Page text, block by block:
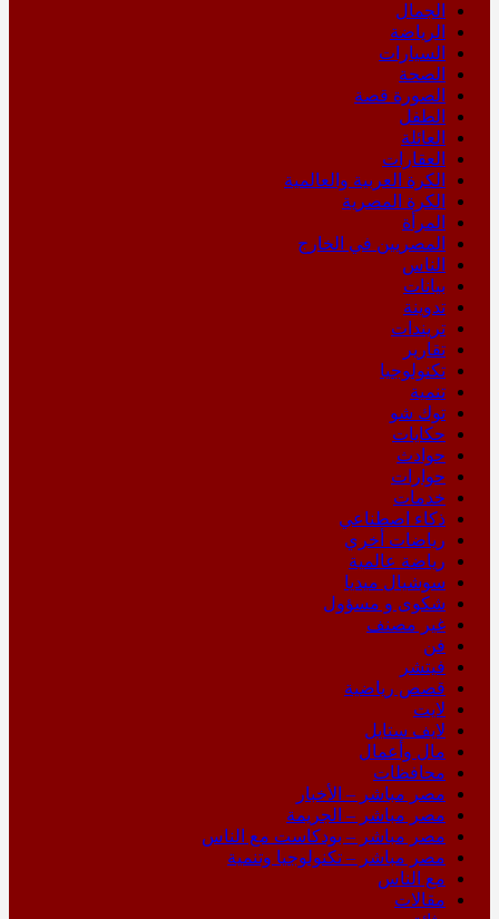
الجمال
الرياضة
السيارات
الصحة
الصورة قصة
الطفل
العائلة
العقارات
الكرة العربية والعالمية
الكرة المصرية
المرأة
المصريين في الخارج
الناس
بيانات
تدوينة
تريندات
تقارير
تكنولوجيا
تنمية
توك شو
حكايات
حوادث
حوارات
خدمات
ذكاء اصطناعي
رياضات أخري
رياضة عالمية
سوشيال ميديا
شكوى و مسؤول
غير مصنف
فن
فيتشر
قصص رياضية
لايت
لايف ستايل
مال وأعمال
محافظات
مصر مباشر – الأخبار
مصر مباشر – الجريمة
مصر مباشر – بودكاست مع الناس
مصر مباشر – تكنولوجيا وتنمية
مع الناس
مقالات